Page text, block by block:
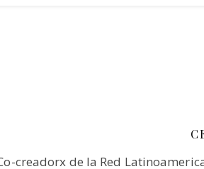
creadorx de la Red